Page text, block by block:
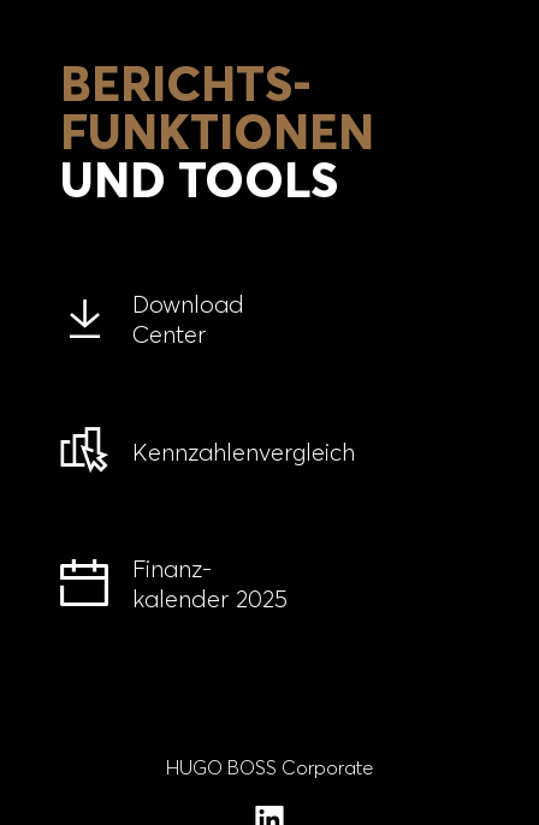
BERICHTS-
FUNKTIONEN
UND TOOLS
Download
Center
Kennzahlen­vergleich
Finanz-
kalender 2025
HUGO BOSS Corporate